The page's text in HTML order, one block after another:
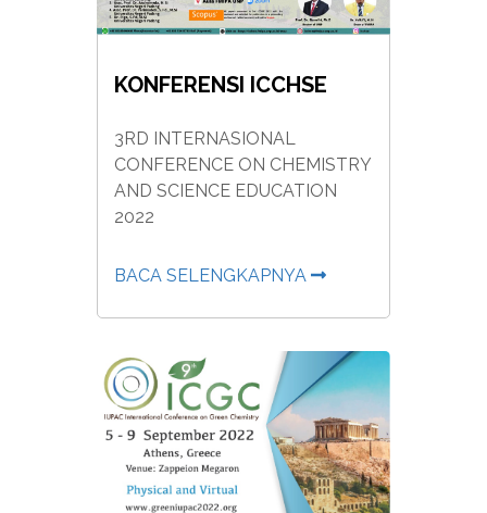
KONFERENSI ICCHSE
3RD INTERNASIONAL
CONFERENCE ON CHEMISTRY
AND SCIENCE EDUCATION
2022
BACA SELENGKAPNYA